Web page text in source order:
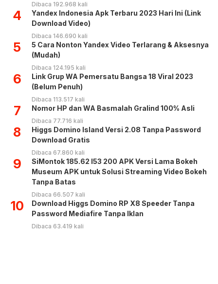
Dibaca 192.968 kali
4
Yandex Indonesia Apk Terbaru 2023 Hari Ini (Link
Download Video)
Dibaca 146.690 kali
5
5 Cara Nonton Yandex Video Terlarang & Aksesnya
(Mudah)
Dibaca 124.195 kali
6
Link Grup WA Pemersatu Bangsa 18 Viral 2023
(Belum Penuh)
Dibaca 113.517 kali
7 Nomor HP dan WA Basmalah Gralind 100% Asli
Dibaca 77.716 kali
8
Higgs Domino Island Versi 2.08 Tanpa Password
Download Gratis
Dibaca 67.860 kali
9
SiMontok 185.62 l53 200 APK Versi Lama Bokeh
Museum APK untuk Solusi Streaming Video Bokeh
Tanpa Batas
Dibaca 66.507 kali
10
Download Higgs Domino RP X8 Speeder Tanpa
Password Mediafire Tanpa Iklan
Dibaca 63.419 kali